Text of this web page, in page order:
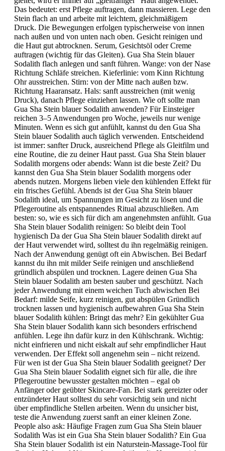
Das bedeutet: erst Pflege auftragen, dann massieren. Lege den
Stein flach an und arbeite mit leichtem, gleichmäßigem
Druck. Die Bewegungen erfolgen typischerweise von innen
nach außen und von unten nach oben. Gesicht reinigen und
die Haut gut abtrocknen. Serum, Gesichtsöl oder Creme
auftragen (wichtig für das Gleiten). Gua Sha Stein blauer
Sodalith flach anlegen und sanft führen. Wange: von der Nase
Richtung Schläfe streichen. Kieferlinie: vom Kinn Richtung
Ohr ausstreichen. Stirn: von der Mitte nach außen bzw.
Richtung Haaransatz. Hals: sanft ausstreichen (mit wenig
Druck), danach Pflege einziehen lassen. Wie oft sollte man
Gua Sha Stein blauer Sodalith anwenden? Für Einsteiger
reichen 3–5 Anwendungen pro Woche, jeweils nur wenige
Minuten. Wenn es sich gut anfühlt, kannst du den Gua Sha
Stein blauer Sodalith auch täglich verwenden. Entscheidend
ist immer: sanfter Druck, ausreichend Pflege als Gleitfilm und
eine Routine, die zu deiner Haut passt. Gua Sha Stein blauer
Sodalith morgens oder abends: Wann ist die beste Zeit? Du
kannst den Gua Sha Stein blauer Sodalith morgens oder
abends nutzen. Morgens lieben viele den kühlenden Effekt für
ein frisches Gefühl. Abends ist der Gua Sha Stein blauer
Sodalith ideal, um Spannungen im Gesicht zu lösen und die
Pflegeroutine als entspannendes Ritual abzuschließen. Am
besten: so, wie es sich für dich am angenehmsten anfühlt. Gua
Sha Stein blauer Sodalith reinigen: So bleibt dein Tool
hygienisch Da der Gua Sha Stein blauer Sodalith direkt auf
der Haut verwendet wird, solltest du ihn regelmäßig reinigen.
Nach der Anwendung genügt oft ein Abwischen. Bei Bedarf
kannst du ihn mit milder Seife reinigen und anschließend
gründlich abspülen und trocknen. Lagere deinen Gua Sha
Stein blauer Sodalith am besten sauber und geschützt. Nach
jeder Anwendung mit einem weichen Tuch abwischen Bei
Bedarf: milde Seife, kurz reinigen, gut abspülen Gründlich
trocknen lassen und hygienisch aufbewahren Gua Sha Stein
blauer Sodalith kühlen: Bringt das mehr? Ein gekühlter Gua
Sha Stein blauer Sodalith kann sich besonders erfrischend
anfühlen. Lege ihn dafür kurz in den Kühlschrank. Wichtig:
nicht einfrieren und nicht eiskalt auf sehr empfindlicher Haut
verwenden. Der Effekt soll angenehm sein – nicht reizend.
Für wen ist der Gua Sha Stein blauer Sodalith geeignet? Der
Gua Sha Stein blauer Sodalith eignet sich für alle, die ihre
Pflegeroutine bewusster gestalten möchten – egal ob
Anfänger oder geübter Skincare-Fan. Bei stark gereizter oder
entzündeter Haut solltest du sehr vorsichtig sein und nicht
über empfindliche Stellen arbeiten. Wenn du unsicher bist,
teste die Anwendung zuerst sanft an einer kleinen Zone.
People also ask: Häufige Fragen zum Gua Sha Stein blauer
Sodalith Was ist ein Gua Sha Stein blauer Sodalith? Ein Gua
Sha Stein blauer Sodalith ist ein Naturstein-Massage-Tool für